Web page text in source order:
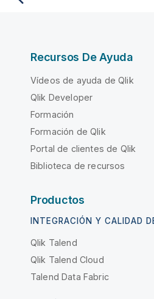
Recursos De Ayuda
Vídeos de ayuda de Qlik
Qlik Developer
Formación
Formación de Qlik
Portal de clientes de Qlik
Biblioteca de recursos
Productos
INTEGRACIÓN Y CALIDAD
Qlik Talend
Qlik Talend Cloud
Talend Data Fabric